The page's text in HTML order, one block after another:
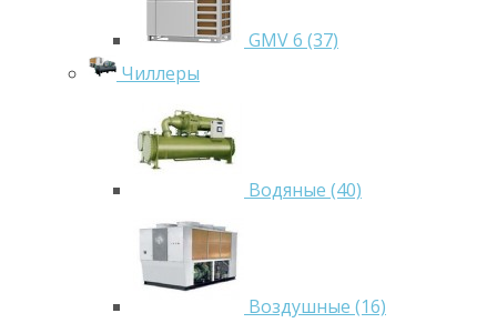
GMV 6 (37)
Чиллеры
Водяные (40)
Воздушные (16)